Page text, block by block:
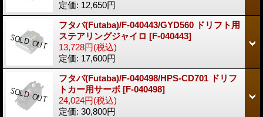
定価: 12,650円
フタバ(Futaba)/F-040443/GYD560 ドリフト用
ステアリングジャイロ [F-040443]
13,728円(税込)
定価: 17,600円
フタバ(Futaba)/F-040498/HPS-CD701 ドリフ
トカー用サーボ [F-040498]
24,024円(税込)
定価: 30,800円